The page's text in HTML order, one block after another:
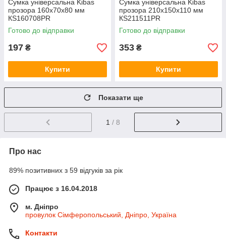
Сумка універсальна Kibas
прозора 160х70х80 мм
КS160708PR
Готово до відправки
197 ₴
Купити
Сумка універсальна Kibas
прозора 210х150х110 мм
КS211511PR
Готово до відправки
353 ₴
Купити
Показати ще
1 / 8
Про нас
89% позитивних з 59 відгуків за рік
Працює з 16.04.2018
м. Дніпро
провулок Сімферопольський, Дніпро, Україна
Контакти